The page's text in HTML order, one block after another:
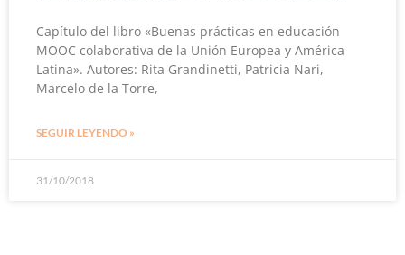
Capítulo del libro «Buenas prácticas en educación
MOOC colaborativa de la Unión Europea y América
Latina». Autores: Rita Grandinetti, Patricia Nari,
Marcelo de la Torre,
SEGUIR LEYENDO »
31/10/2018